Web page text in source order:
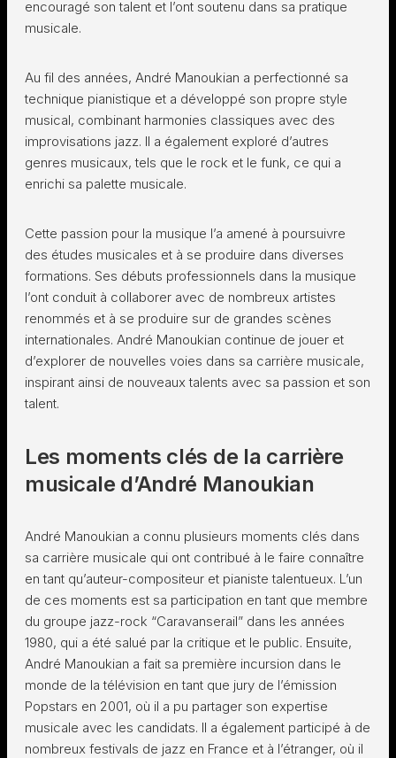
encouragé son talent et l’ont soutenu dans sa pratique
musicale.
Au fil des années, André Manoukian a perfectionné sa
technique pianistique et a développé son propre style
musical, combinant harmonies classiques avec des
improvisations jazz. Il a également exploré d’autres
genres musicaux, tels que le rock et le funk, ce qui a
enrichi sa palette musicale.
Cette passion pour la musique l’a amené à poursuivre
des études musicales et à se produire dans diverses
formations. Ses débuts professionnels dans la musique
l’ont conduit à collaborer avec de nombreux artistes
renommés et à se produire sur de grandes scènes
internationales. André Manoukian continue de jouer et
d’explorer de nouvelles voies dans sa carrière musicale,
inspirant ainsi de nouveaux talents avec sa passion et son
talent.
Les moments clés de la carrière
musicale d’André Manoukian
André Manoukian a connu plusieurs moments clés dans
sa carrière musicale qui ont contribué à le faire connaître
en tant qu’auteur-compositeur et pianiste talentueux. L’un
de ces moments est sa participation en tant que membre
du groupe jazz-rock “Caravanserail” dans les années
1980, qui a été salué par la critique et le public. Ensuite,
André Manoukian a fait sa première incursion dans le
monde de la télévision en tant que jury de l’émission
Popstars en 2001, où il a pu partager son expertise
musicale avec les candidats. Il a également participé à de
nombreux festivals de jazz en France et à l’étranger, où il